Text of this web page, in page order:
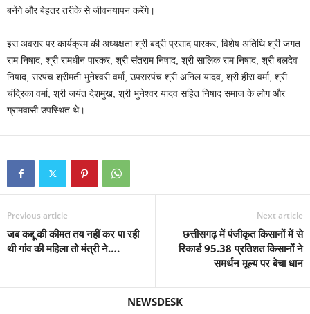
बनेंगे और बेहतर तरीके से जीवनयापन करेंगे।
इस अवसर पर कार्यक्रम की अध्यक्षता श्री बद्री प्रसाद पारकर, विशेष अतिथि श्री जगत
राम निषाद, श्री रामधीन पारकर, श्री संतराम निषाद, श्री सालिक राम निषाद, श्री बलदेव
निषाद, सरपंच श्रीमती भुनेश्वरी वर्मा, उपसरपंच श्री अनिल यादव, श्री हीरा वर्मा, श्री
चंद्रिका वर्मा, श्री जयंत देशमुख, श्री भुनेश्वर यादव सहित निषाद समाज के लोग और
ग्रामवासी उपस्थित थे।
Previous article
जब कद्दू की कीमत तय नहीं कर पा रही
थी गांव की महिला तो मंत्री ने….
Next article
छत्तीसगढ़ में पंजीकृत किसानों में से
रिकार्ड 95.38 प्रतिशत किसानों ने
समर्थन मूल्य पर बेचा धान
NEWSDESK